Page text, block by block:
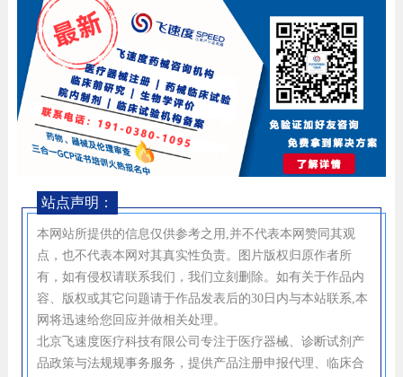
站点声明：
本网站所提供的信息仅供参考之用,并不代表本网赞同其观
点，也不代表本网对其真实性负责。图片版权归原作者所
有，如有侵权请联系我们，我们立刻删除。如有关于作品内
容、版权或其它问题请于作品发表后的30日内与本站联系,本
网将迅速给您回应并做相关处理。
北京飞速度医疗科技有限公司专注于医疗器械、诊断试剂产
品政策与法规规事务服务，提供产品注册申报代理、临床合